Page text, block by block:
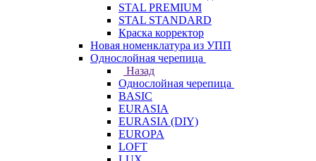
STAL PREMIUM
STAL STANDARD
Краска корректор
Новая номенклатура из УПП
Однослойная черепица
Назад
Однослойная черепица
BASIC
EURASIA
EURASIA (DIY)
EUROPA
LOFT